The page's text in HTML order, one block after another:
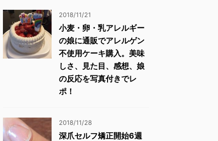
2018/11/21
小麦・卵・乳アレルギー
の娘に通販でアレルゲン
不使用ケーキ購入。美味
しさ、見た目、感想、娘
の反応を写真付きでレ
ポ！
2018/11/28
深爪セルフ矯正開始6週